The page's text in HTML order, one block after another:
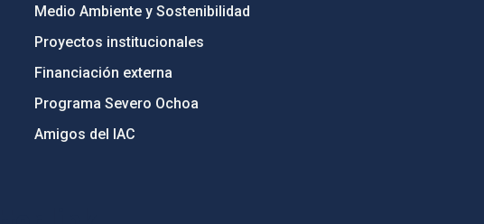
Medio Ambiente y Sostenibilidad
Proyectos institucionales
Financiación externa
Programa Severo Ochoa
Amigos del IAC